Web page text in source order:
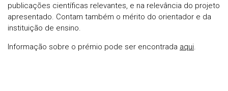
publicações científicas relevantes, e na relevância do projeto
apresentado. Contam também o mérito do orientador e da
instituição de ensino.
Informação sobre o prémio pode ser encontrada aqui